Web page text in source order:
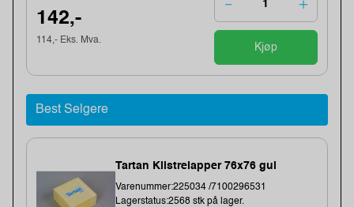
142,-
114,- Eks. Mva.
Kjøp
Best Selgere
Tartan Klistrelapper 76x76 gul
Varenummer:225034 /7100296531
Lagerstatus:2568 stk på lager.